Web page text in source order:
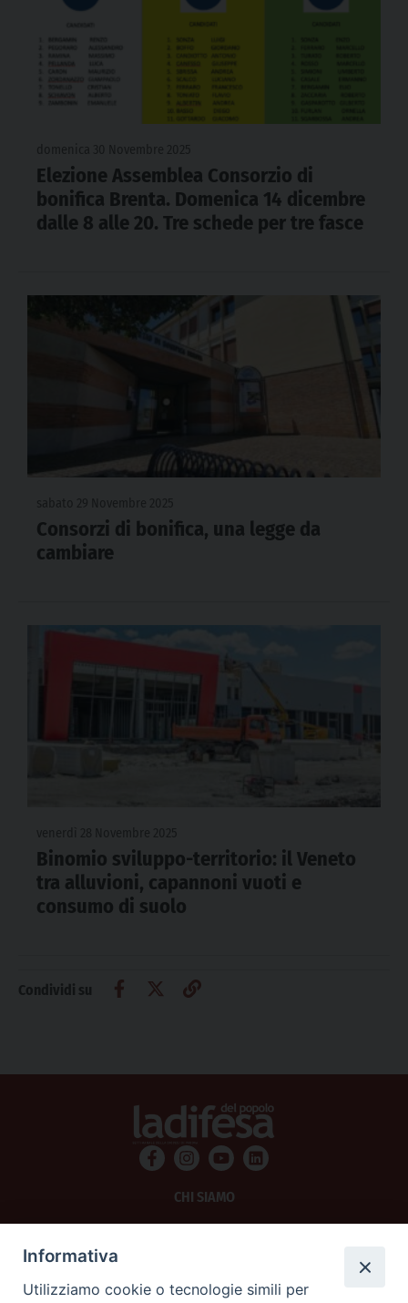
Elezione Assemblea Consorzio di
bonifica Brenta. Domenica 14 dicembre
dalle 8 alle 20. Tre schede per tre fasce
Consorzi di bonifica, una legge da
cambiare
Binomio sviluppo-territorio: il Veneto
tra alluvioni, capannoni vuoti e
consumo di suolo
Condividi su
CHI SIAMO
Informativa
Utilizziamo cookie o tecnologie simili per